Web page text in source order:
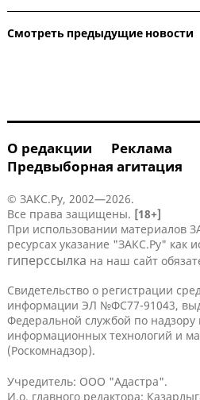
Смотреть
О редакции
Реклама
Предвыборная агитация
© ЗАКС.Ру, 2002—2026.
Все права защищены. [18+]
При использовании материалов
ресурсах указание "ЗАКС.Ру" как
гиперссылка на наш сайт
Свидетельство о регистрации
информации ЭЛ №ФС77-91043,
Федеральной службой по надзору
информационных технологий и
(Роскомнадзор).
Учредитель: ООО "Адастра".
И.о. главного редактора: